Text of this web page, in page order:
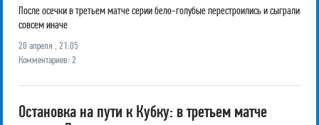
После осечки в третьем матче серии бело-голубые перестроились и сыграли
совсем иначе
20 апреля , 21:05
Комментариев: 2
Остановка на пути к Кубку: в третьем матче